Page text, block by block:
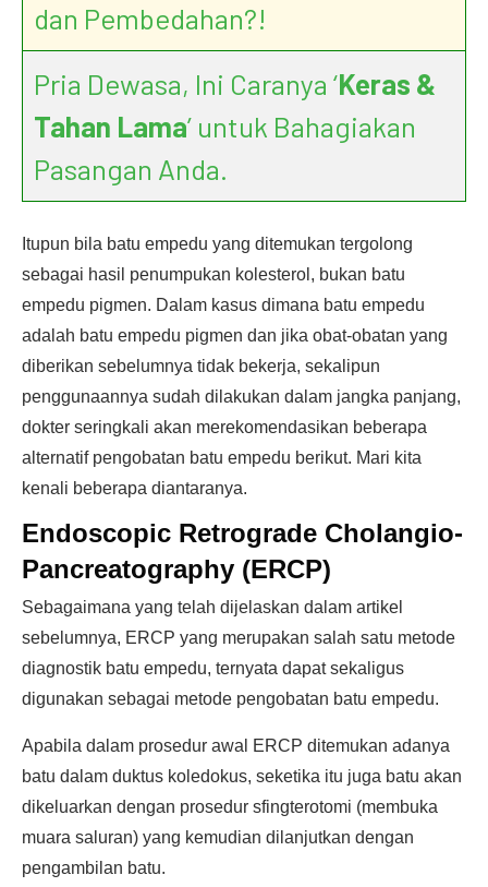
dan Pembedahan?!
Pria Dewasa, Ini Caranya ‘Keras &
Tahan Lama’ untuk Bahagiakan
Pasangan Anda.
Itupun bila batu empedu yang ditemukan tergolong
sebagai hasil penumpukan kolesterol, bukan batu
empedu pigmen. Dalam kasus dimana batu empedu
adalah batu empedu pigmen dan jika obat-obatan yang
diberikan sebelumnya tidak bekerja, sekalipun
penggunaannya sudah dilakukan dalam jangka panjang,
dokter seringkali akan merekomendasikan beberapa
alternatif pengobatan batu empedu berikut. Mari kita
kenali beberapa diantaranya.
Endoscopic Retrograde Cholangio-
Pancreatography (ERCP)
Sebagaimana yang telah dijelaskan dalam artikel
sebelumnya, ERCP yang merupakan salah satu metode
diagnostik batu empedu, ternyata dapat sekaligus
digunakan sebagai metode pengobatan batu empedu.
Apabila dalam prosedur awal ERCP ditemukan adanya
batu dalam duktus koledokus, seketika itu juga batu akan
dikeluarkan dengan prosedur sfingterotomi (membuka
muara saluran) yang kemudian dilanjutkan dengan
pengambilan batu.